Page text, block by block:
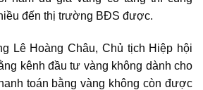
đến thị trường BĐS được.
Lê Hoàng Châu, Chủ tịch Hiệp hội
kênh đầu tư vàng không dành cho
toán bằng vàng không còn được